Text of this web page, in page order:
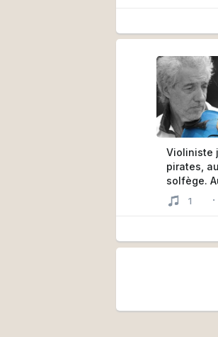
Violiniste
pirates,
solfège.
pour
1 ·